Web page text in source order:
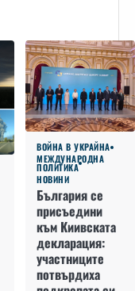
ВОЙНА В УКРАЙНА
МЕЖДУНАРОДНА
ПОЛИТИКА
НОВИНИ
България се
присъедини
към Киивската
декларация:
участниците
потвърдиха